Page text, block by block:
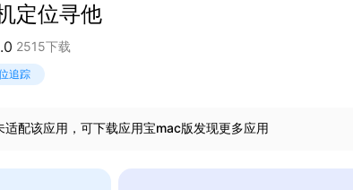
定位寻他
2515下载
追踪
适配该应用，可下载应用宝mac版发现更多应用